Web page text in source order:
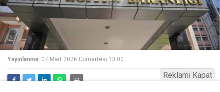
Yayınlanma: 07 Mart 2026 Cumartesi 13:00
Reklamı Kapat